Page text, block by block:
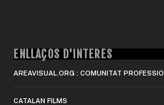
ENLLAÇOS D'INTERÈS
AREAVISUAL.ORG : COMUNITAT
CATALAN FILMS